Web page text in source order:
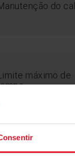
e a placa irá
do
máximo de